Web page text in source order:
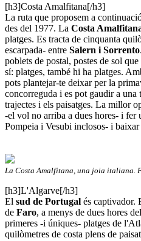
[h3]Costa Amalfitana[/h3]
La ruta que proposem a
des del 1977. La Costa
platges. Es tracta de cinquanta
escarpada- entre Salern i Sorrento
poblets de postal, postes de sol
sí: platges, també hi ha platges.
pots plantejar-te deixar per la
concorreguda i es pot gaudir a una
trajectes i els paisatges. La millor
-el vol no arriba a dues hores- i fer
Pompeia i Vesubi inclosos- i baixar
La Costa Amalfitana, una joia italiana.
[h3]L'Algarve[/h3]
El sud de Portugal és captivador.
de Faro, a menys de dues hores
primeres -i úniques- platges de
quilòmetres de costa plens de